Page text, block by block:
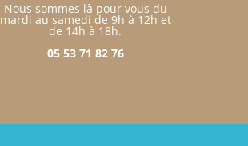
Nous sommes là pour vous du
mardi au samedi de 9h à 12h et
de 14h à 18h.
05 53 71 82 76